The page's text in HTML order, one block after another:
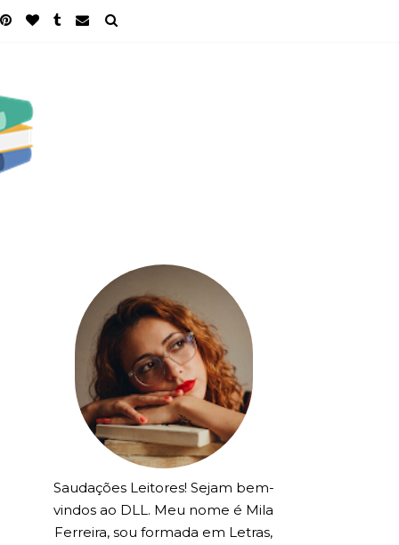
Saudações Leitores! Sejam bem-
vindos ao DLL. Meu nome é Mila
Ferreira, sou formada em Letras,